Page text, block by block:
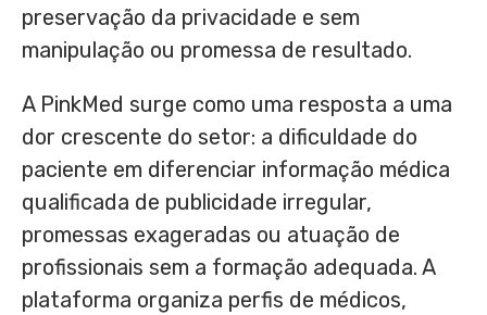
preservação da privacidade e sem
manipulação ou promessa de resultado.
A PinkMed surge como uma resposta a uma
dor crescente do setor: a dificuldade do
paciente em diferenciar informação médica
qualificada de publicidade irregular,
promessas exageradas ou atuação de
profissionais sem a formação adequada. A
plataforma organiza perfis de médicos,